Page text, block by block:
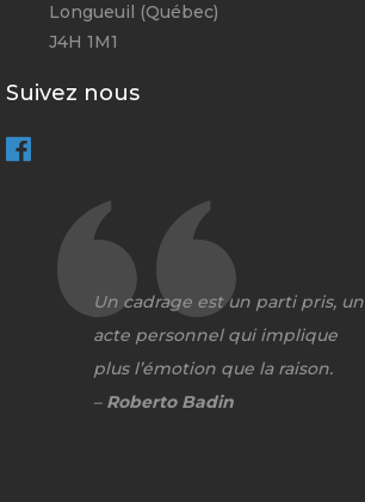
Longueuil (Québec)
J4H 1M1
Suivez nous
Un cadrage est un parti pris, un
acte personnel qui implique
plus l’émotion que la raison.
– Roberto Badin